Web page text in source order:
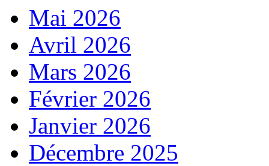
Mai 2026
Avril 2026
Mars 2026
Février 2026
Janvier 2026
Décembre 2025